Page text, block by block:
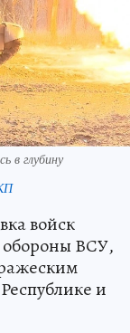
в глубину
войск
обороны ВСУ,
и